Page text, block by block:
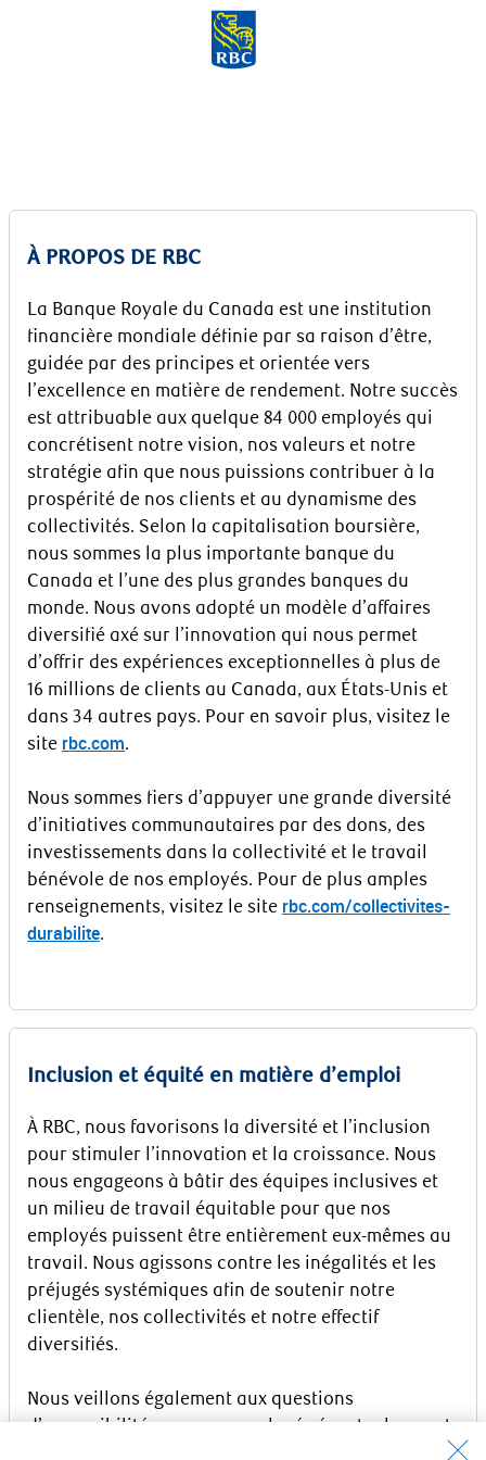
Skip to main content
À PROPOS DE RBC
La Banque Royale du Canada est une institution
financière mondiale définie par sa raison d’être,
guidée par des principes et orientée vers
l’excellence en matière de rendement. Notre succès
est attribuable aux quelque 84 000 employés qui
concrétisent notre vision, nos valeurs et notre
stratégie afin que nous puissions contribuer à la
prospérité de nos clients et au dynamisme des
collectivités. Selon la capitalisation boursière,
nous sommes la plus importante banque du
Canada et l’une des plus grandes banques du
monde. Nous avons adopté un modèle d’affaires
diversifié axé sur l’innovation qui nous permet
d’offrir des expériences exceptionnelles à plus de
16 millions de clients au Canada, aux États-Unis et
dans 34 autres pays. Pour en savoir plus, visitez le
site rbc.com.
Nous sommes fiers d’appuyer une grande diversité
d’initiatives communautaires par des dons, des
investissements dans la collectivité et le travail
bénévole de nos employés. Pour de plus amples
renseignements, visitez le site rbc.com/collectivites-
durabilite.
Inclusion et équité en matière d’emploi
À RBC, nous favorisons la diversité et l’inclusion
pour stimuler l’innovation et la croissance. Nous
nous engageons à bâtir des équipes inclusives et
un milieu de travail équitable pour que nos
employés puissent être entièrement eux-mêmes au
travail. Nous agissons contre les inégalités et les
préjugés systémiques afin de soutenir notre
clientèle, nos collectivités et notre effectif
diversifiés.
Nous veillons également aux questions
d’accessibilité pour nos employés éventuels ayant